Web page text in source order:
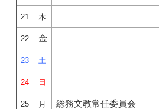
21 木
22 金
23 土
24 日
25 月 総務文教常任委員会